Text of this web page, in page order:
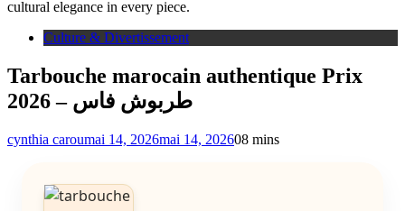
Culture & Divertissement
Tarbouche marocain authentique Prix
2026 – طربوش فاس
cynthia caroumai 14, 2026mai 14, 202608 mins